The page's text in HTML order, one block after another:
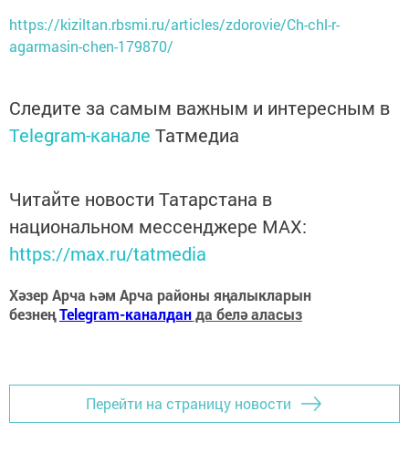
https://kiziltan.rbsmi.ru/articles/zdorovie/Ch-chl-r-
agarmasin-chen-179870/
Следите за самым важным и интересным в
Telegram-канале Татмедиа
Читайте новости Татарстана в
национальном мессенджере MАХ:
https://max.ru/tatmedia
Хәзер Арча һәм Арча районы яңалыкларын
безнеңTelegram-каналданда белә аласыз
Перейти на страницу новости